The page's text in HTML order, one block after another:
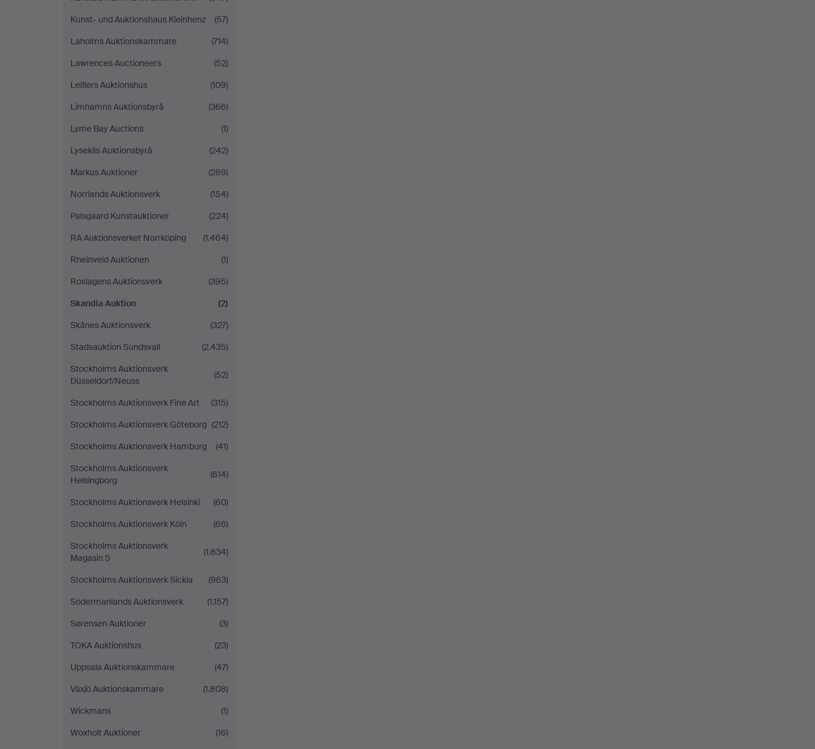
Kunst- und Auktionshaus Kleinhenz
(57)
Laholms Auktionskammare
(714)
Lawrences Auctioneers
(52)
Leiflers Auktionshus
(109)
Limhamns Auktionsbyrå
(366)
Lyme Bay Auctions
(1)
Lysekils Auktionsbyrå
(242)
Markus Auktioner
(289)
Norrlands Auktionsverk
(154)
Palsgaard Kunstauktioner
(224)
RA Auktionsverket Norrköping
(1.464)
Rheinveld Auktionen
(1)
Roslagens Auktionsverk
(395)
Skandia Auktion
(2)
Skånes Auktionsverk
(327)
Stadsauktion Sundsvall
(2.435)
Stockholms Auktionsverk
Düsseldorf/Neuss
(52)
Stockholms Auktionsverk Fine Art
(315)
Stockholms Auktionsverk Göteborg (212)
Stockholms Auktionsverk Hamburg
(41)
Stockholms Auktionsverk
Helsingborg
(614)
Stockholms Auktionsverk Helsinki
(60)
Stockholms Auktionsverk Köln
(66)
Stockholms Auktionsverk
Magasin 5
(1.834)
Stockholms Auktionsverk Sickla
(963)
Södermanlands Auktionsverk
(1.157)
Sørensen Auktioner
(3)
TOKA Auktionshus
(23)
Uppsala Auktionskammare
(47)
Växjö Auktionskammare
(1.808)
Wickmans
(1)
Woxholt Auktioner
(16)